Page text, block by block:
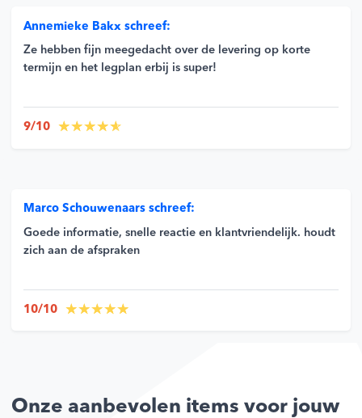
Annemieke Bakx schreef:
Ze hebben fijn meegedacht over de levering op korte
termijn en het legplan erbij is super!
9/10
Marco Schouwenaars schreef:
Goede informatie, snelle reactie en klantvriendelijk. houdt
zich aan de afspraken
10/10
Onze aanbevolen items voor jouw